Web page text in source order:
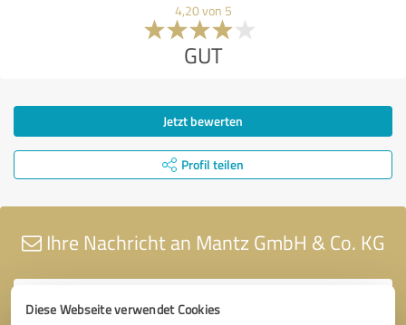
Diese Webseite verwendet Cookies
4,20 von 5
GUT
Jetzt bewerten
Profil teilen
Ihre Nachricht an Mantz GmbH & Co. KG